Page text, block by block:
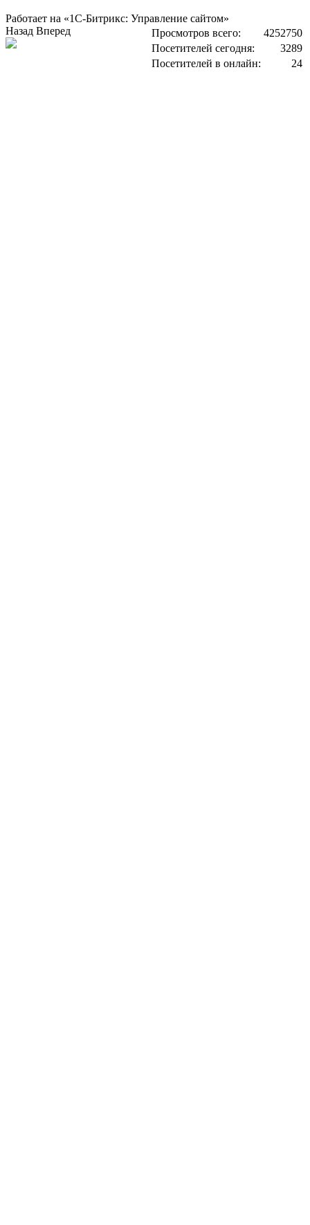
Работает на «1С-Битрикс: Управление сайтом»
Просмотров всего:
4252750
Посетителей сегодня:
3289
Посетителей в онлайн:
24
Назад Вперед